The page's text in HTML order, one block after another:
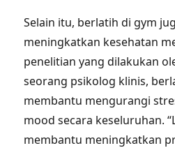
Selain itu, berlatih di gym
meningkatkan kesehatan
penelitian yang dilakukan
seorang psikolog klinis,
membantu mengurangi
mood secara keseluruhan.
membantu meningkatkan